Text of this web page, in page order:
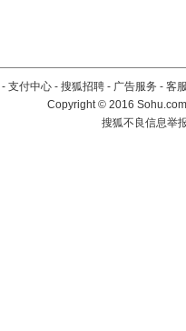
- 支付中心 - 搜狐招聘 - 广告服务 - 客
Copyright©2016
搜狐不良信息举